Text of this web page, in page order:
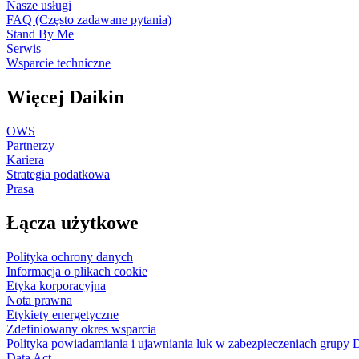
Nasze usługi
FAQ (Często zadawane pytania)
Stand By Me
Serwis
Wsparcie techniczne
Więcej Daikin
OWS
Partnerzy
Kariera
Strategia podatkowa
Prasa
Łącza użytkowe
Polityka ochrony danych
Informacja o plikach cookie
Etyka korporacyjna
Nota prawna
Etykiety energetyczne
Zdefiniowany okres wsparcia
Polityka powiadamiania i ujawniania luk w zabezpieczeniach grupy